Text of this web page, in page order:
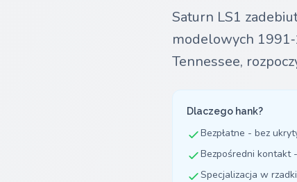
Saturn LS1
modelowych
Tennessee,
Dlaczego hank?
Bezpłatne - bez
Bezpośredni kontakt
Specjalizacja w